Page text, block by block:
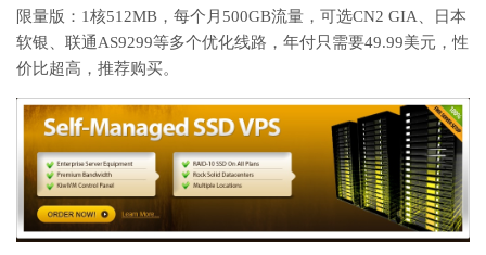
限量版：1核512MB，每个月500GB流量，可选CN2 GIA、日本
软银、联通AS9299等多个优化线路，年付只需要49.99美元，性
价比超高，推荐购买。